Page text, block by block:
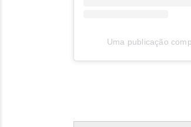
Uma publicação